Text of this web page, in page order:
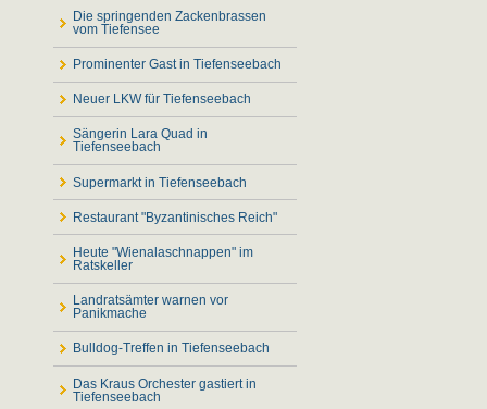
Die springenden Zackenbrassen
vom Tiefensee
Prominenter Gast in Tiefenseebach
Neuer LKW für Tiefenseebach
Sängerin Lara Quad in
Tiefenseebach
Supermarkt in Tiefenseebach
Restaurant "Byzantinisches Reich"
Heute "Wienalaschnappen" im
Ratskeller
Landratsämter warnen vor
Panikmache
Bulldog-Treffen in Tiefenseebach
Das Kraus Orchester gastiert in
Tiefenseebach